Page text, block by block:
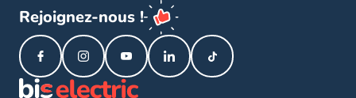
Rejoignez-nous !